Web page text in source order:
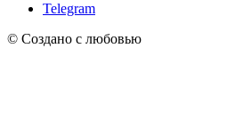
Telegram
© Создано с любовью